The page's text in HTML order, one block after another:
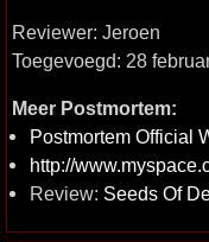
Reviewer: Jeroen
Toegevoegd: 28
Meer Postmortem:
Postmortem Official
http://
Review: Seeds Of